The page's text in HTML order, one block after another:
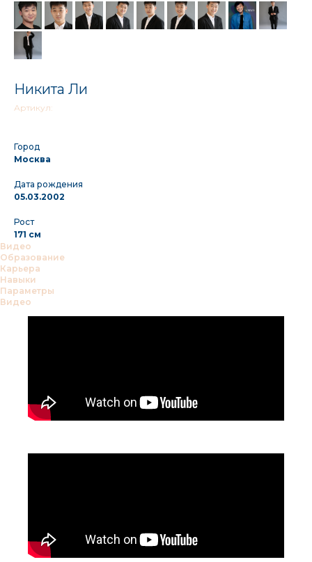
Никита Ли
Артикул:
Город
Москва
Дата рождения
05.03.2002
Рост
171 см
Видео
Образование
Карьера
Навыки
Параметры
Видео